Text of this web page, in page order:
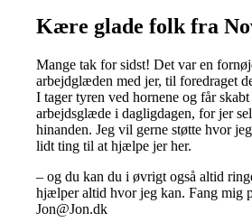
Kære glade folk fra
Mange tak for sidst! Det var en
arbejdglæden med jer, til foredraget
I tager tyren ved hornene og får skabt
arbejdsglæde i dagligdagen, for jer
hinanden. Jeg vil gerne støtte hvor
lidt ting til at hjælpe jer her.
– og du kan du i øvrigt også altid
hjælper altid hvor jeg kan. Fang mig
Jon@Jon.dk